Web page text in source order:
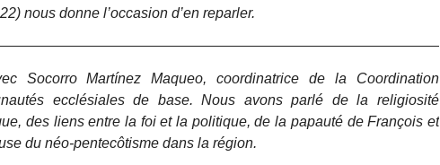
nous donne l’occasion d’en reparler.
Socorro Martínez Maqueo, coordinatrice de la Coordination
ecclésiales de base. Nous avons parlé de la religiosité
des liens entre la foi et la politique, de la papauté de François et
du néo-pentecôtisme dans la région.